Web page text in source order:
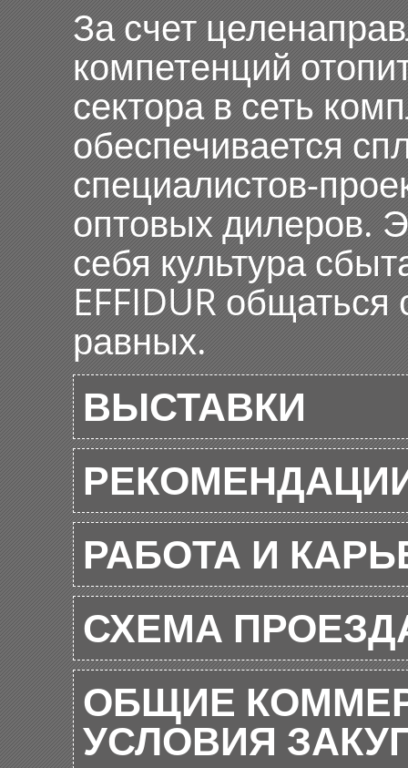
За счет
компетенций
сектора в сеть
обеспечивается
специалистов-
оптовых дилеров.
себя культура
EFFIDUR
равных.
ВЫСТАВКИ
РАБОТА И
СХЕМА
ОБЩИЕ
УСЛОВИЯ